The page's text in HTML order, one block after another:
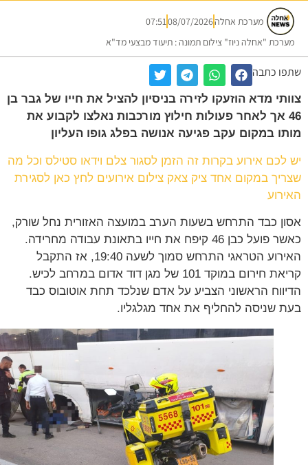
מערכת אחלה 08/07/2026
07:51
"אחלה ניוז" צילום תמונה : תיעוד מבצעי מד"א
כתבה
מדא הוזעקו לזירה בניסיון להציל את חייו של גבר בן
אך לאחר פעולות חילוץ מורכבות נאלצו לקבוע את
במקום עקב פגיעה אנושה בפלג גופו העליון
אירוע בקרות זה הזמן לסגור צלם וידאו סטילס וכל מה
במקום אחד ציק צאק צילום אירועים לחץ כאן לסגירת
כבד התרחש בשעות הערב במועצה האזורית נחל שורק,
כאשר פועל כבן 46 קיפח את חייו בתאונת עבודה מחרידה.
האירוע הטראגי התרחש סמוך לשעה 19:40, אז התקבל
קריאת חירום במוקד 101 של מגן דוד אדום במרחב לכיש.
הראשוני הצביע על אדם שנלכד תחת אוטובוס כבד
שניסה להחליף את אחד מגלגליו.